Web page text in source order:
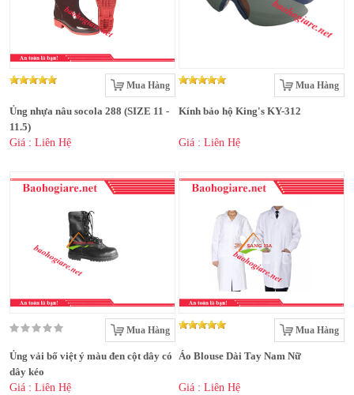
Mua Hàng
Ủng nhựa nâu socola 288 (SIZE 11 -
11.5)
Giá : Liên Hệ
Mua Hàng
Kính bảo hộ King's KY-312
Giá : Liên Hệ
Mua Hàng
Ủng vải bố việt ý màu đen cột dây có
dây kéo
Giá : Liên Hệ
Mua Hàng
Áo Blouse Dài Tay Nam Nữ
Giá : Liên Hệ